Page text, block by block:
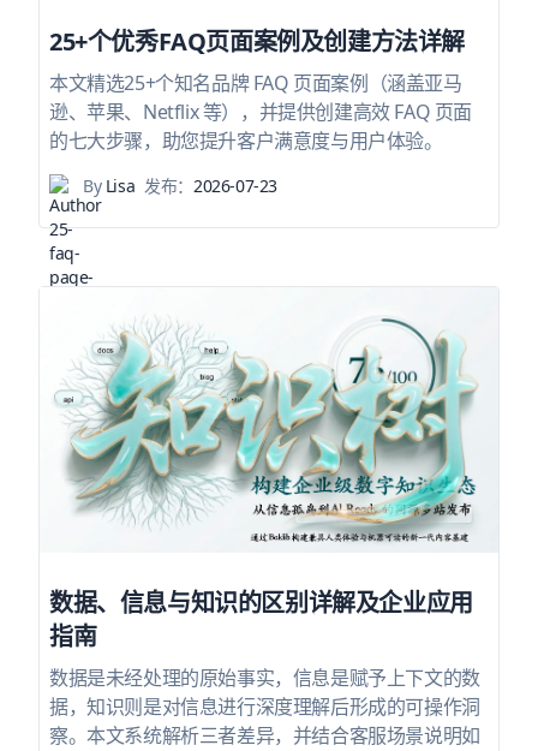
25+个优秀FAQ页面案例及创建方法详解
本文精选25+个知名品牌 FAQ 页面案例（涵盖亚马
逊、苹果、Netflix 等），并提供创建高效 FAQ 页面
的七大步骤，助您提升客户满意度与用户体验。
ByLisa 发布： 2026-07-23
数据、信息与知识的区别详解及企业应用
指南
数据是未经处理的原始事实，信息是赋予上下文的数
据，知识则是对信息进行深度理解后形成的可操作洞
察。本文系统解析三者差异，并结合客服场景说明如